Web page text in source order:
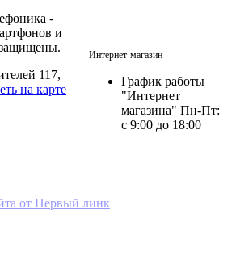
-
и
117,
на карте
Интернет-магазин
График работы
"Интернет
магазина" Пн-Пт:
с 9:00 до 18:00